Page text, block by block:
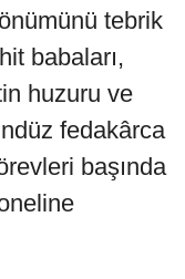
tebrik
babaları,
huzuru ve
fedakârca
başında